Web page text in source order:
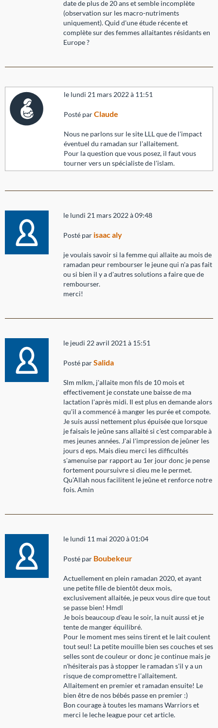
date de plus de 20 ans et semble incomplète
(observation sur les macro-nutriments
uniquement). Quid d'une étude récente et
complète sur des femmes allaitantes résidants en
Europe ?
le lundi 21 mars 2022 à 11:51
Posté parClaude
Nous ne parlons sur le site LLL que de l'impact
éventuel du ramadan sur l'allaitement.
Pour la question que vous posez, il faut vous
tourner vers un spécialiste de l'islam.
le lundi 21 mars 2022 à 09:48
Posté par isaac aly
je voulais savoir si la femme qui allaite au mois de
ramadan peur rembourser le jeune qui n'a pas fait
ou si bien il y a d'autres solutions a faire que de
rembourser.
merci!
le jeudi 22 avril 2021 à 15:51
Posté parSalida
Slm mlkm, j'allaite mon fils de 10 mois et
effectivement je constate une baisse de ma
lactation l'après midi. Il est plus en demande alors
qu'il a commencé à manger les purée et compote.
Je suis aussi nettement plus épuisée que lorsque
je faisais le jeûne sans allaité si c'est comparable à
mes jeunes années. J'ai l'impression de jeûner les
jours d eps. Mais dieu merci les difficultés
s'amenuise par rapport au 1er jour donc je pense
fortement poursuivre si dieu me le permet.
Qu’Allah nous facilitent le jeûne et renforce notre
fois. Amin
le lundi 11 mai 2020 à 01:04
Posté par Boubekeur
Actuellement en plein ramadan 2020, et ayant
une petite fille de bientôt deux mois,
exclusivement allaitée, je peux vous dire que tout
se passe bien! Hmdl
Je bois beaucoup d'eau le soir, la nuit aussi et je
tente de manger équilibré.
Pour le moment mes seins tirent et le lait coulent
tout seul! La petite mouille bien ses couches et ses
selles sont de couleur or donc je continue mais je
n'hésiterais pas à stopper le ramadan s'il y a un
risque de compromettre l'allaitement.
Allaitement en premier et ramadan ensuite! Le
bien être de nos bébés passe en premier :)
Bon courage à toutes les mamans Warriors et
merci le leche league pour cet article.